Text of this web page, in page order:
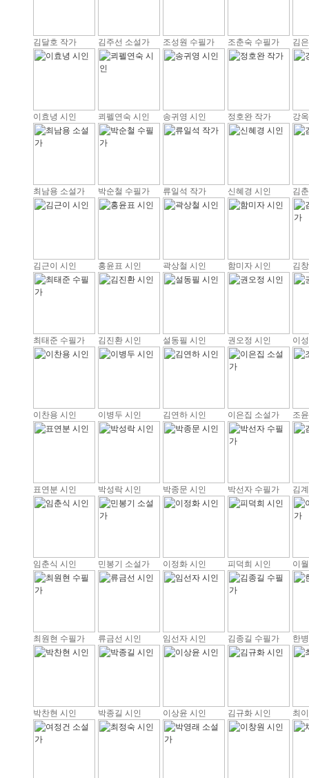
김달호 작가 김주선 소설가 조성원 수필가 조춘숙 수필가 김
이효녕 시인 쾨펠연숙 시인 송귀영 시인 정호완 작가 강
최남용 소설가 박순철 수필가 류일석 작가 신혜경 시인 김
김근이 시인 홍윤표 시인 곽상철 시인 함미자 시인 김
최태준 수필가 김진환 시인 설동필 시인 권오정 시인 이
이찬용 시인 이병두 시인 김연하 시인 이은집 소설가 조
표연분 시인 박성락 시인 박종문 시인 박선자 수필가 김
임춘식 시인 민봉기 소설가 이정화 시인 피덕희 시인 이
최원현 수필가 류금선 시인 임선자 시인 김종길 수필가 한
박찬현 시인 박종길 시인 이상윤 시인 김규화 시인 최